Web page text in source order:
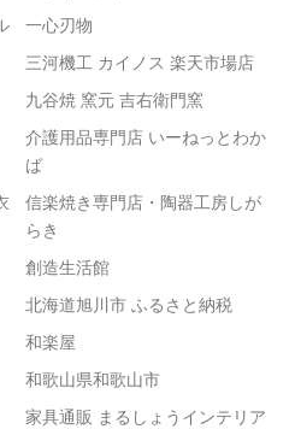
一心刃物
三河機工 カイノス 楽天市場店
九谷焼 窯元 吉右衛門窯
介護用品専門店 いーねっとわか
ば
信楽焼き専門店・陶器工房しが
らき
創造生活館
北海道旭川市 ふるさと納税
和楽屋
和歌山県和歌山市
家具通販 まるしょうインテリア